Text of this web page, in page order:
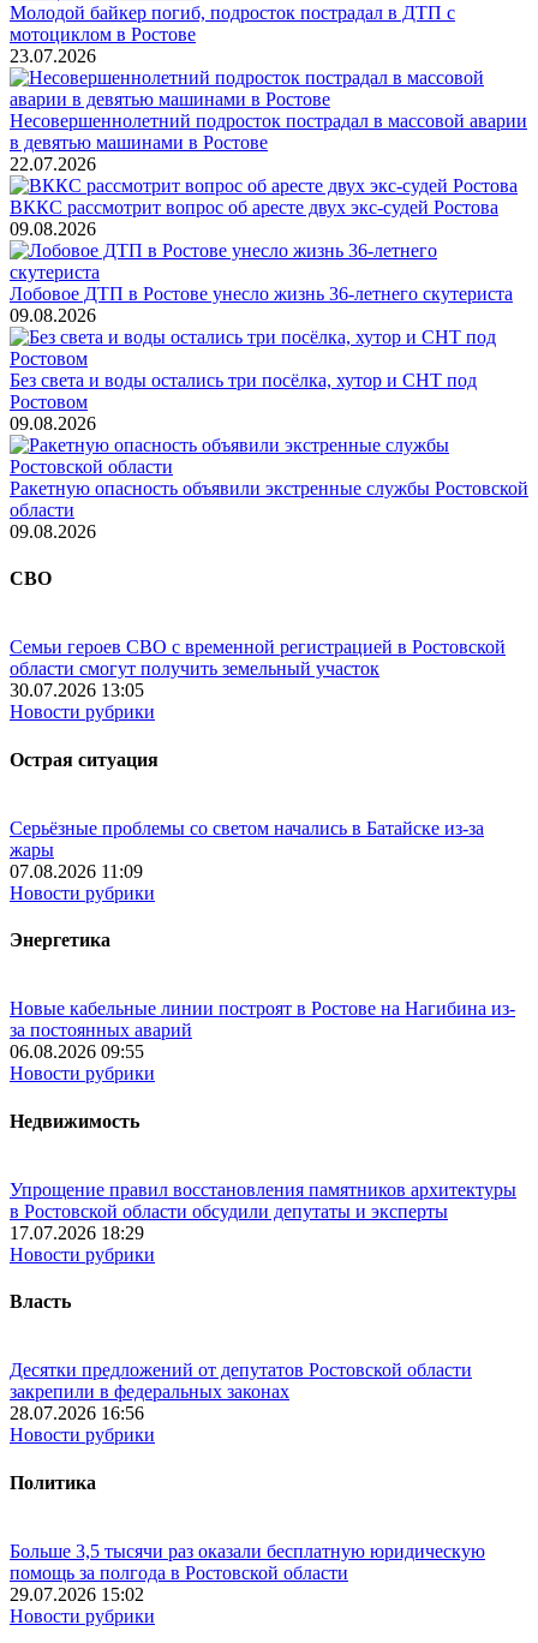
Молодой байкер погиб, подросток пострадал в ДТП с
мотоциклом в Ростове
23.07.2026
Несовершеннолетний подросток пострадал в массовой аварии
в девятью машинами в Ростове
22.07.2026
ВККС рассмотрит вопрос об аресте двух экс-судей Ростова
09.08.2026
Лобовое ДТП в Ростове унесло жизнь 36-летнего скутериста
09.08.2026
Без света и воды остались три посёлка, хутор и СНТ под
Ростовом
09.08.2026
Ракетную опасность объявили экстренные службы Ростовской
области
09.08.2026
СВО
Семьи героев СВО с временной регистрацией в Ростовской
области смогут получить земельный участок
30.07.2026 13:05
Новости рубрики
Острая ситуация
Серьёзные проблемы со светом начались в Батайске из-за
жары
07.08.2026 11:09
Новости рубрики
Энергетика
Новые кабельные линии построят в Ростове на Нагибина из-
за постоянных аварий
06.08.2026 09:55
Новости рубрики
Недвижимость
Упрощение правил восстановления памятников архитектуры
в Ростовской области обсудили депутаты и эксперты
17.07.2026 18:29
Новости рубрики
Власть
Десятки предложений от депутатов Ростовской области
закрепили в федеральных законах
28.07.2026 16:56
Новости рубрики
Политика
Больше 3,5 тысячи раз оказали бесплатную юридическую
помощь за полгода в Ростовской области
29.07.2026 15:02
Новости рубрики